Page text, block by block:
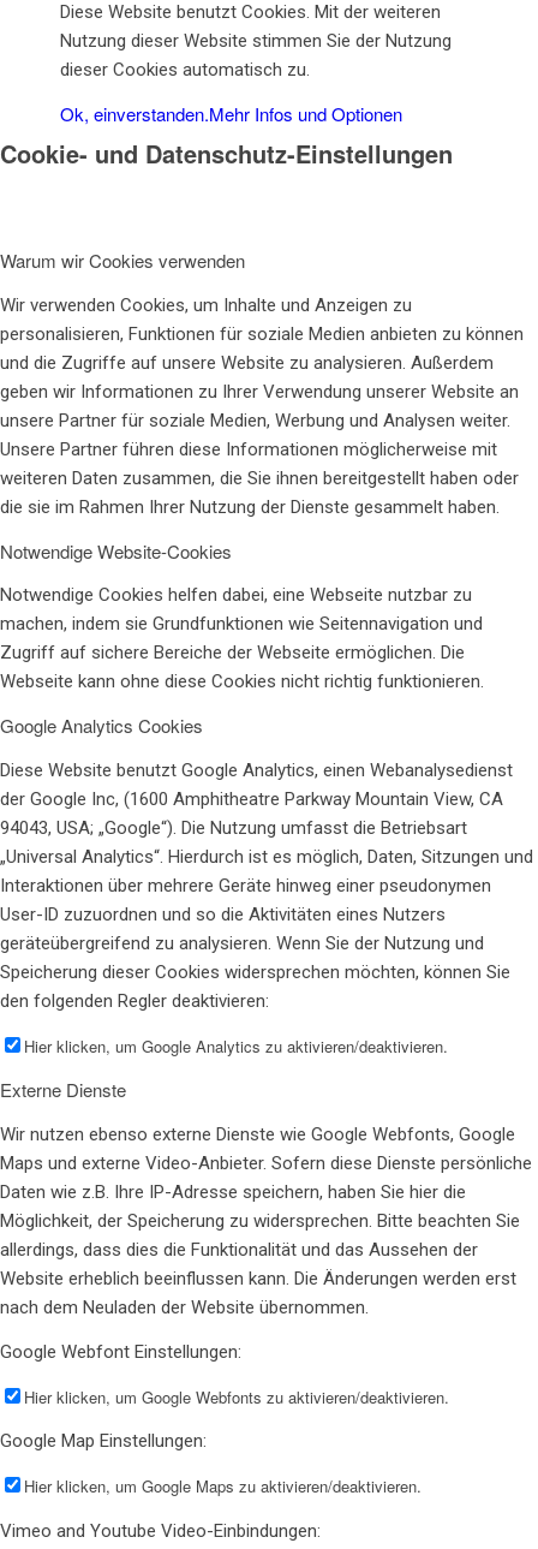
Jobs
Diese Website benutzt Cookies. Mit der weiteren
Nutzung dieser Website stimmen Sie der Nutzung
dieser Cookies automatisch zu.
Ok, einverstanden.Mehr Infos und Optionen
Cookie- und Datenschutz-Einstellungen
Warum wir Cookies verwenden
Wir verwenden Cookies, um Inhalte und Anzeigen zu
personalisieren, Funktionen für soziale Medien anbieten zu können
und die Zugriffe auf unsere Website zu analysieren. Außerdem
geben wir Informationen zu Ihrer Verwendung unserer Website an
unsere Partner für soziale Medien, Werbung und Analysen weiter.
Unsere Partner führen diese Informationen möglicherweise mit
weiteren Daten zusammen, die Sie ihnen bereitgestellt haben oder
die sie im Rahmen Ihrer Nutzung der Dienste gesammelt haben.
Notwendige Website-Cookies
Notwendige Cookies helfen dabei, eine Webseite nutzbar zu
machen, indem sie Grundfunktionen wie Seitennavigation und
Zugriff auf sichere Bereiche der Webseite ermöglichen. Die
Webseite kann ohne diese Cookies nicht richtig funktionieren.
Google Analytics Cookies
Diese Website benutzt Google Analytics, einen Webanalysedienst
der Google Inc, (1600 Amphitheatre Parkway Mountain View, CA
94043, USA; „Google“). Die Nutzung umfasst die Betriebsart
„Universal Analytics“. Hierdurch ist es möglich, Daten, Sitzungen und
Interaktionen über mehrere Geräte hinweg einer pseudonymen
User-ID zuzuordnen und so die Aktivitäten eines Nutzers
geräteübergreifend zu analysieren. Wenn Sie der Nutzung und
Speicherung dieser Cookies widersprechen möchten, können Sie
den folgenden Regler deaktivieren:
Hier klicken, um Google Analytics zu aktivieren/deaktivieren.
Externe Dienste
Wir nutzen ebenso externe Dienste wie Google Webfonts, Google
Maps und externe Video-Anbieter. Sofern diese Dienste persönliche
Daten wie z.B. Ihre IP-Adresse speichern, haben Sie hier die
Möglichkeit, der Speicherung zu widersprechen. Bitte beachten Sie
allerdings, dass dies die Funktionalität und das Aussehen der
Website erheblich beeinflussen kann. Die Änderungen werden erst
nach dem Neuladen der Website übernommen.
Google Webfont Einstellungen:
Hier klicken, um Google Webfonts zu aktivieren/deaktivieren.
Google Map Einstellungen:
Hier klicken, um Google Maps zu aktivieren/deaktivieren.
Vimeo and Youtube Video-Einbindungen: